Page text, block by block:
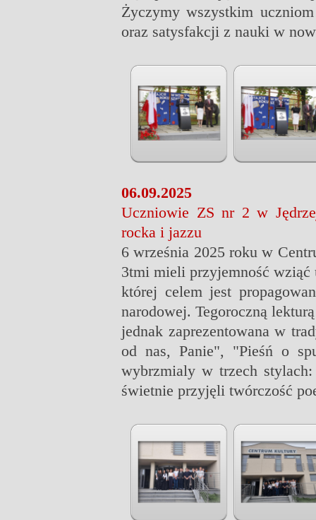
Życzymy wszystkim
oraz satysfakcji z nauki w
06.09.2025
Uczniowie ZS nr 2 w
rocka i jazzu
6 września 2025 roku w
3tmi mieli przyjemność
której celem jest
narodowej. Tegoroczną
jednak zaprezentowana w
od nas, Panie", "Pieśń o
wybrzmialy w trzech
świetnie przyjęli twórczość